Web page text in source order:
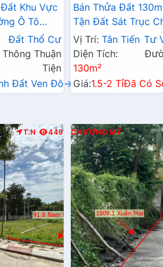
Khu Vực
Ô Tô
Liên Xã
Đất Thổ Cư
Thuận
Tiện
Đất Ven Đô→
Bán Thửa Đất
Tận Đất Sát Trục
Xã
Vị Trí: Tân Tiến Tư
Diện Tích:
130m²
Giá:1.5-2 TỉĐã Có
T.N 449 CHƯƠNG MỸ